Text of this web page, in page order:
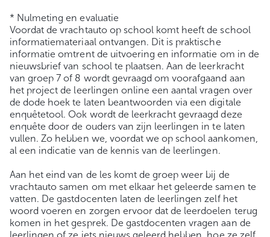
* Nulmeting en evaluatie
Voordat de vrachtauto op school komt heeft de school
informatiemateriaal ontvangen. Dit is praktische
informatie omtrent de uitvoering en informatie om in de
nieuwsbrief van school te plaatsen. Aan de leerkracht
van groep 7 of 8 wordt gevraagd om voorafgaand aan
het project de leerlingen online een aantal vragen over
de dode hoek te laten beantwoorden via een digitale
enquêtetool. Ook wordt de leerkracht gevraagd deze
enquête door de ouders van zijn leerlingen in te laten
vullen. Zo hebben we, voordat we op school aankomen,
al een indicatie van de kennis van de leerlingen.
Aan het eind van de les komt de groep weer bij de
vrachtauto samen om met elkaar het geleerde samen te
vatten. De gastdocenten laten de leerlingen zelf het
woord voeren en zorgen ervoor dat de leerdoelen terug
komen in het gesprek. De gastdocenten vragen aan de